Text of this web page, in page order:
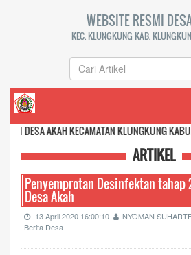
WEBSITE RESMI
KEC. KLUNGKUNG KAB.
KECAMATAN KLUNGKUNG KABUPATEN
ARTIKEL
Penyemprotan Desinfektan tahap
Desa Akah
13 April 2020 16:00:10 NYOMAN
Berita Desa